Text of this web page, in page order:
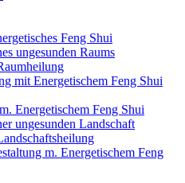
Feng Shui
ungesunden Raums
mit Energetischem Feng Shui
Energetischem Feng Shui
ungesunden Landschaft
m. Energetischem Feng